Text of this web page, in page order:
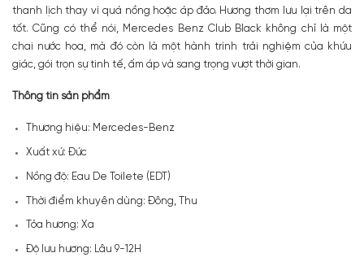
thanh lịch thay vì quá nồng hoặc áp đảo. Hương thơm lưu lại trên da
tốt. Cũng có thể nói, Mercedes Benz Club Black không chỉ là một
chai nước hoa, mà đó còn là một hành trình trải nghiệm của khứu
giác, gói trọn sự tinh tế, ấm áp và sang trọng vượt thời gian.
Thông tin sản phẩm
Thương hiệu: Mercedes-Benz
Xuất xứ: Đức
Nồng độ: Eau De Toilete (EDT)
Thời điểm khuyên dùng: Đông, Thu
Tỏa hương: Xa
Độ lưu hương: Lâu 9-12H